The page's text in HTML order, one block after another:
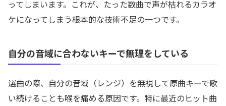
ってしまいます。これが、たった数曲で声が枯れるカラオ
ケになってしまう根本的な技術不足の一つです。
自分の音域に合わないキーで無理をしている
選曲の際、自分の音域（レンジ）を無視して原曲キーで歌
い続けることも喉を痛める原因です。特に最近のヒット曲